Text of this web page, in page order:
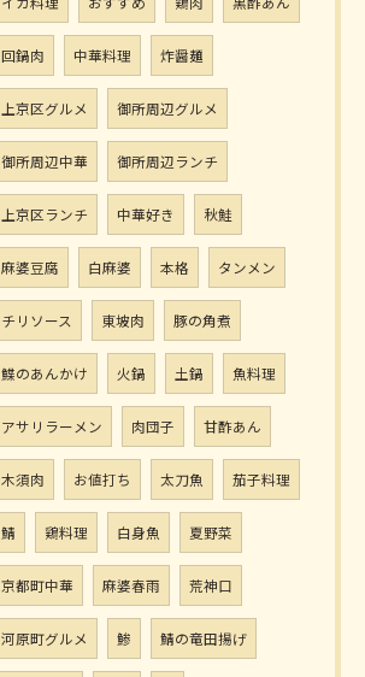
回鍋肉 中華料理 炸醤麺
上京区グルメ 御所周辺グルメ
御所周辺中華 御所周辺ランチ
上京区ランチ 中華好き 秋鮭
麻婆豆腐 白麻婆 本格 タンメン
チリソース 東坡肉 豚の角煮
鰈のあんかけ 火鍋 土鍋 魚料理
アサリラーメン 肉団子 甘酢あん
木須肉 お値打ち 太刀魚 茄子料理
鯖 鶏料理 白身魚 夏野菜
京都町中華 麻婆春雨 荒神口
河原町グルメ 鯵 鯖の竜田揚げ